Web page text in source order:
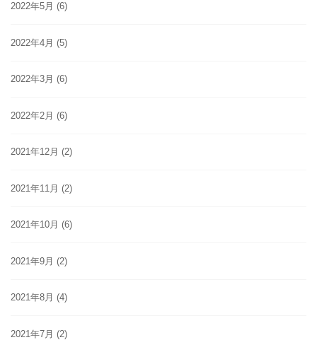
2022年5月 (6)
2022年4月 (5)
2022年3月 (6)
2022年2月 (6)
2021年12月 (2)
2021年11月 (2)
2021年10月 (6)
2021年9月 (2)
2021年8月 (4)
2021年7月 (2)